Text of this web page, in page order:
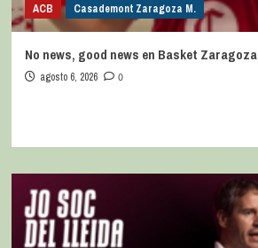
ACB Casademont Zaragoza M.
No news, good news en Basket Zaragoza
agosto 6, 2026 0